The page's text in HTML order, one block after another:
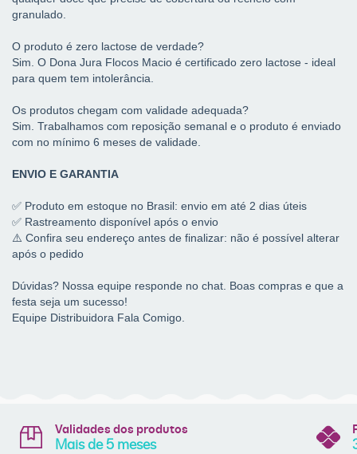
granulado.
O produto é zero lactose de verdade?
Sim. O Dona Jura Flocos Macio é certificado zero lactose - ideal
para quem tem intolerância.
Os produtos chegam com validade adequada?
Sim. Trabalhamos com reposição semanal e o produto é enviado
com no mínimo 6 meses de validade.
ENVIO E GARANTIA
✅ Produto em estoque no Brasil: envio em até 2 dias úteis
✅ Rastreamento disponível após o envio
⚠️ Confira seu endereço antes de finalizar: não é possível alterar
após o pedido
Dúvidas? Nossa equipe responde no chat. Boas compras e que a
festa seja um sucesso!
Equipe Distribuidora Fala Comigo.
Validades dos produtos
Mais de 5 meses